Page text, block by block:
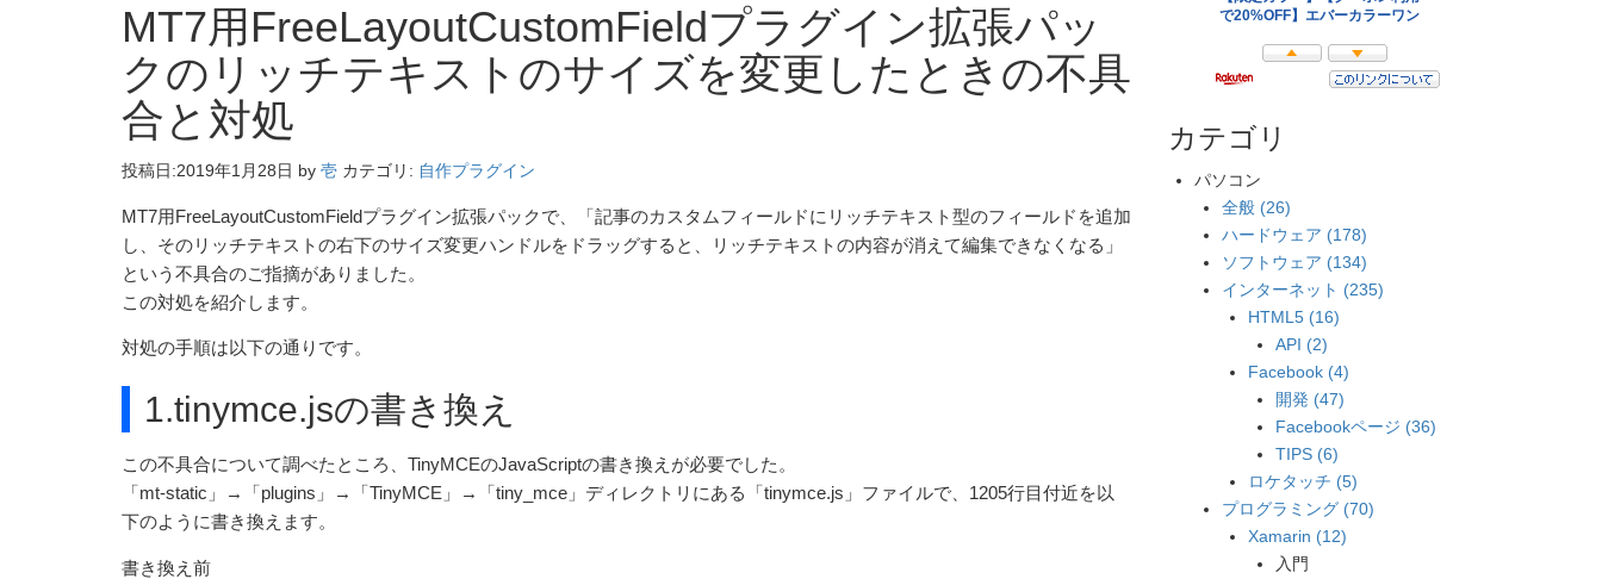
MT7用FreeLayoutCustomFieldプラグイン拡張パッ
クのリッチテキストのサイズを変更したときの不具
合と対処
投稿日:2019年1月28日 by 壱 カテゴリ: 自作プラグイン
MT7用FreeLayoutCustomFieldプラグイン拡張パックで、「記事のカスタムフィールドにリッチテキスト型のフィールドを追加
し、そのリッチテキストの右下のサイズ変更ハンドルをドラッグすると、リッチテキストの内容が消えて編集できなくなる」
という不具合のご指摘がありました。
この対処を紹介します。
対処の手順は以下の通りです。
1.tinymce.jsの書き換え
この不具合について調べたところ、TinyMCEのJavaScriptの書き換えが必要でした。
「mt-static」→「plugins」→「TinyMCE」→「tiny_mce」ディレクトリにある「tinymce.js」ファイルで、1205行目付近を以
下のように書き換えます。
書き換え前
カテゴリ
パソコン
全般 (26)
ハードウェア (178)
ソフトウェア (134)
インターネット (235)
HTML5 (16)
API (2)
Facebook (4)
開発 (47)
Facebookページ (36)
TIPS (6)
ロケタッチ (5)
プログラミング (70)
Xamarin (12)
入門